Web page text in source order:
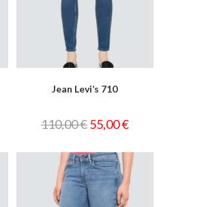
Jean Levi’s 710
110,00€55,00€